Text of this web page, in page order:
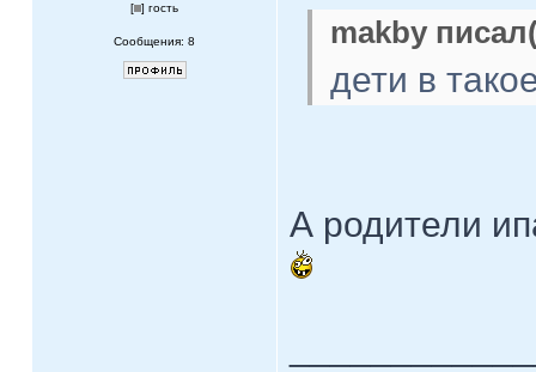
[ ] гость
Сообщения: 8 makby
дети в
А родители